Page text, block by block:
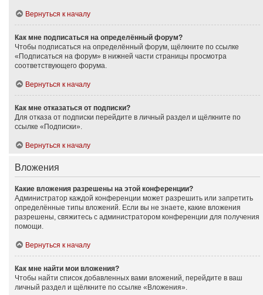
Вернуться к началу
Как мне подписаться на определённый форум?
Чтобы подписаться на определённый форум, щёлкните по ссылке
«Подписаться на форум» в нижней части страницы просмотра
соответствующего форума.
Вернуться к началу
Как мне отказаться от подписки?
Для отказа от подписки перейдите в личный раздел и щёлкните по
ссылке «Подписки».
Вернуться к началу
Вложения
Какие вложения разрешены на этой конференции?
Администратор каждой конференции может разрешить или запретить
определённые типы вложений. Если вы не знаете, какие вложения
разрешены, свяжитесь с администратором конференции для получения
помощи.
Вернуться к началу
Как мне найти мои вложения?
Чтобы найти список добавленных вами вложений, перейдите в ваш
личный раздел и щёлкните по ссылке «Вложения».